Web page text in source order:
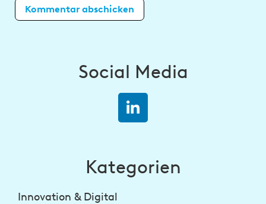
Social Media
Kategorien
Innovation & Digital